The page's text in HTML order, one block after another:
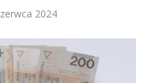
2024